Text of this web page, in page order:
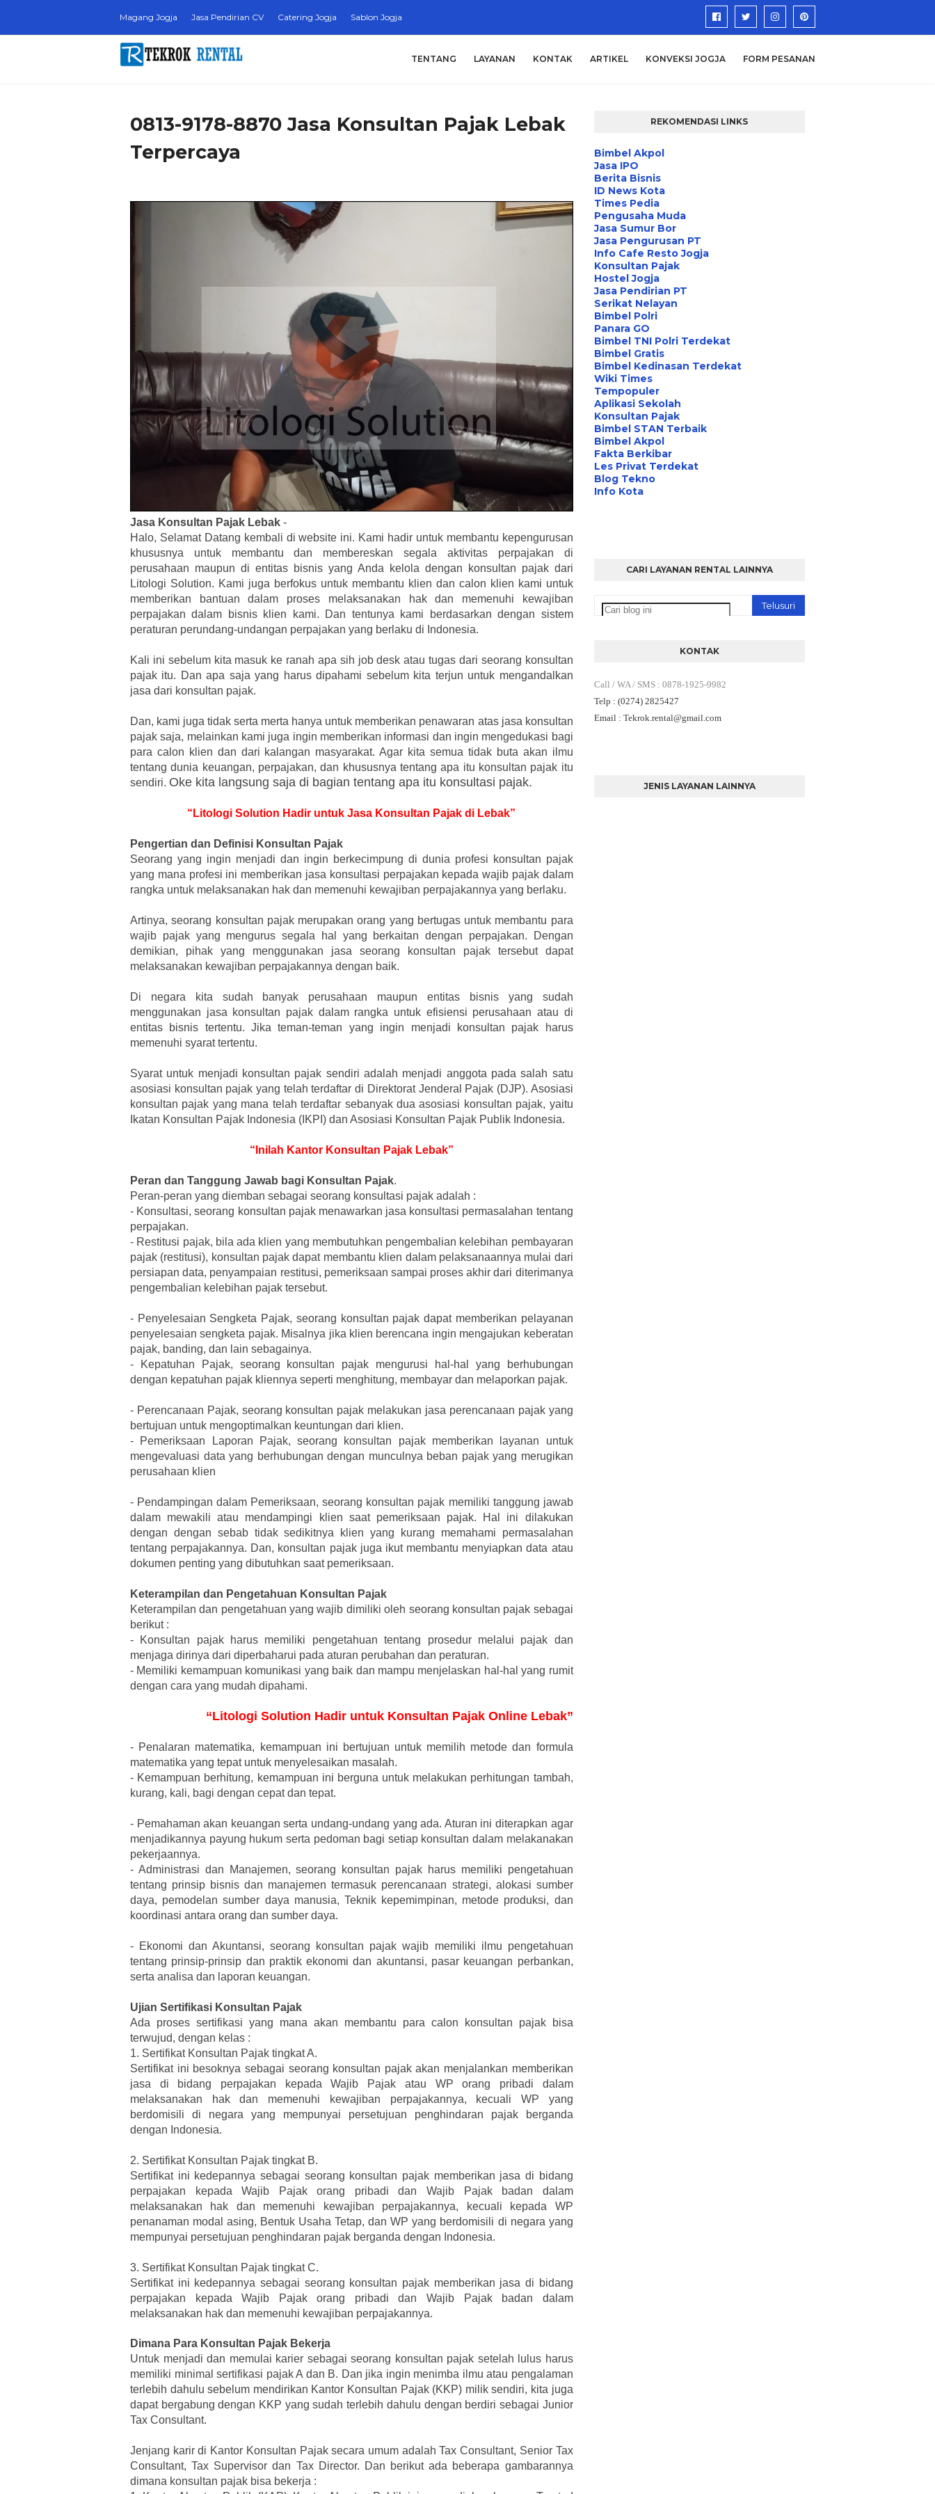
Magang Jogja Jasa Pendirian CV Catering Jogja Sablon Jogja
TENTANG LAYANAN KONTAK ARTIKEL KONVEKSI JOGJA FORM PESANAN
0813-9178-8870 Jasa Konsultan Pajak Lebak
Terpercaya
Jasa Konsultan Pajak Lebak -
Halo, Selamat Datang kembali di website ini. Kami hadir untuk membantu kepengurusan
khususnya untuk membantu dan membereskan segala aktivitas perpajakan di
perusahaan maupun di entitas bisnis yang Anda kelola dengan konsultan pajak dari
Litologi Solution. Kami juga berfokus untuk membantu klien dan calon klien kami untuk
memberikan bantuan dalam proses melaksanakan hak dan memenuhi kewajiban
perpajakan dalam bisnis klien kami. Dan tentunya kami berdasarkan dengan sistem
peraturan perundang-undangan perpajakan yang berlaku di Indonesia.
Kali ini sebelum kita masuk ke ranah apa sih job desk atau tugas dari seorang konsultan
pajak itu. Dan apa saja yang harus dipahami sebelum kita terjun untuk mengandalkan
jasa dari konsultan pajak.
Dan, kami juga tidak serta merta hanya untuk memberikan penawaran atas jasa konsultan
pajak saja, melainkan kami juga ingin memberikan informasi dan ingin mengedukasi bagi
para calon klien dan dari kalangan masyarakat. Agar kita semua tidak buta akan ilmu
tentang dunia keuangan, perpajakan, dan khususnya tentang apa itu konsultan pajak itu
sendiri. Oke kita langsung saja di bagian tentang apa itu konsultasi pajak.
“Litologi Solution Hadir untuk Jasa Konsultan Pajak di Lebak”
Pengertian dan Definisi Konsultan Pajak
Seorang yang ingin menjadi dan ingin berkecimpung di dunia profesi konsultan pajak
yang mana profesi ini memberikan jasa konsultasi perpajakan kepada wajib pajak dalam
rangka untuk melaksanakan hak dan memenuhi kewajiban perpajakannya yang berlaku.
Artinya, seorang konsultan pajak merupakan orang yang bertugas untuk membantu para
wajib pajak yang mengurus segala hal yang berkaitan dengan perpajakan. Dengan
demikian, pihak yang menggunakan jasa seorang konsultan pajak tersebut dapat
melaksanakan kewajiban perpajakannya dengan baik.
Di negara kita sudah banyak perusahaan maupun entitas bisnis yang sudah
menggunakan jasa konsultan pajak dalam rangka untuk efisiensi perusahaan atau di
entitas bisnis tertentu. Jika teman-teman yang ingin menjadi konsultan pajak harus
memenuhi syarat tertentu.
Syarat untuk menjadi konsultan pajak sendiri adalah menjadi anggota pada salah satu
asosiasi konsultan pajak yang telah terdaftar di Direktorat Jenderal Pajak (DJP). Asosiasi
konsultan pajak yang mana telah terdaftar sebanyak dua asosiasi konsultan pajak, yaitu
Ikatan Konsultan Pajak Indonesia (IKPI) dan Asosiasi Konsultan Pajak Publik Indonesia.
“Inilah Kantor Konsultan Pajak Lebak”
Peran dan Tanggung Jawab bagi Konsultan Pajak.
Peran-peran yang diemban sebagai seorang konsultasi pajak adalah :
- Konsultasi, seorang konsultan pajak menawarkan jasa konsultasi permasalahan tentang
perpajakan.
- Restitusi pajak, bila ada klien yang membutuhkan pengembalian kelebihan pembayaran
pajak (restitusi), konsultan pajak dapat membantu klien dalam pelaksanaannya mulai dari
persiapan data, penyampaian restitusi, pemeriksaan sampai proses akhir dari diterimanya
pengembalian kelebihan pajak tersebut.
- Penyelesaian Sengketa Pajak, seorang konsultan pajak dapat memberikan pelayanan
penyelesaian sengketa pajak. Misalnya jika klien berencana ingin mengajukan keberatan
pajak, banding, dan lain sebagainya.
-
Kepatuhan Pajak, seorang konsultan pajak mengurusi hal-hal yang berhubungan
dengan kepatuhan pajak kliennya seperti menghitung, membayar dan melaporkan pajak.
- Perencanaan Pajak, seorang konsultan pajak melakukan jasa perencanaan pajak yang
bertujuan untuk mengoptimalkan keuntungan dari klien.
-
Pemeriksaan Laporan Pajak, seorang konsultan pajak memberikan layanan untuk
mengevaluasi data yang berhubungan dengan munculnya beban pajak yang merugikan
perusahaan klien
- Pendampingan dalam Pemeriksaan, seorang konsultan pajak memiliki tanggung jawab
dalam mewakili atau mendampingi klien saat pemeriksaan pajak. Hal ini dilakukan
dengan dengan sebab tidak sedikitnya klien yang kurang memahami permasalahan
tentang perpajakannya. Dan, konsultan pajak juga ikut membantu menyiapkan data atau
dokumen penting yang dibutuhkan saat pemeriksaan.
Keterampilan dan Pengetahuan Konsultan Pajak
Keterampilan dan pengetahuan yang wajib dimiliki oleh seorang konsultan pajak sebagai
berikut :
-
Konsultan pajak harus memiliki pengetahuan tentang prosedur melalui pajak dan
menjaga dirinya dari diperbaharui pada aturan perubahan dan peraturan.
- Memiliki kemampuan komunikasi yang baik dan mampu menjelaskan hal-hal yang rumit
dengan cara yang mudah dipahami.
“Litologi Solution Hadir untuk Konsultan Pajak Online Lebak”
- Penalaran matematika, kemampuan ini bertujuan untuk memilih metode dan formula
matematika yang tepat untuk menyelesaikan masalah.
- Kemampuan berhitung, kemampuan ini berguna untuk melakukan perhitungan tambah,
kurang, kali, bagi dengan cepat dan tepat.
- Pemahaman akan keuangan serta undang-undang yang ada. Aturan ini diterapkan agar
menjadikannya payung hukum serta pedoman bagi setiap konsultan dalam melakanakan
pekerjaannya.
- Administrasi dan Manajemen, seorang konsultan pajak harus memiliki pengetahuan
tentang prinsip bisnis dan manajemen termasuk perencanaan strategi, alokasi sumber
daya, pemodelan sumber daya manusia, Teknik kepemimpinan, metode produksi, dan
koordinasi antara orang dan sumber daya.
- Ekonomi dan Akuntansi, seorang konsultan pajak wajib memiliki ilmu pengetahuan
tentang prinsip-prinsip dan praktik ekonomi dan akuntansi, pasar keuangan perbankan,
serta analisa dan laporan keuangan.
Ujian Sertifikasi Konsultan Pajak
Ada proses sertifikasi yang mana akan membantu para calon konsultan pajak bisa
terwujud, dengan kelas :
1. Sertifikat Konsultan Pajak tingkat A.
Sertifikat ini besoknya sebagai seorang konsultan pajak akan menjalankan memberikan
jasa di bidang perpajakan kepada Wajib Pajak atau WP orang pribadi dalam
melaksanakan hak dan memenuhi kewajiban perpajakannya, kecuali WP yang
berdomisili di negara yang mempunyai persetujuan penghindaran pajak berganda
dengan Indonesia.
2. Sertifikat Konsultan Pajak tingkat B.
Sertifikat ini kedepannya sebagai seorang konsultan pajak memberikan jasa di bidang
perpajakan kepada Wajib Pajak orang pribadi dan Wajib Pajak badan dalam
melaksanakan hak dan memenuhi kewajiban perpajakannya, kecuali kepada WP
penanaman modal asing, Bentuk Usaha Tetap, dan WP yang berdomisili di negara yang
mempunyai persetujuan penghindaran pajak berganda dengan Indonesia.
3. Sertifikat Konsultan Pajak tingkat C.
Sertifikat ini kedepannya sebagai seorang konsultan pajak memberikan jasa di bidang
perpajakan kepada Wajib Pajak orang pribadi dan Wajib Pajak badan dalam
melaksanakan hak dan memenuhi kewajiban perpajakannya.
Dimana Para Konsultan Pajak Bekerja
Untuk menjadi dan memulai karier sebagai seorang konsultan pajak setelah lulus harus
memiliki minimal sertifikasi pajak A dan B. Dan jika ingin menimba ilmu atau pengalaman
terlebih dahulu sebelum mendirikan Kantor Konsultan Pajak (KKP) milik sendiri, kita juga
dapat bergabung dengan KKP yang sudah terlebih dahulu dengan berdiri sebagai Junior
Tax Consultant.
Jenjang karir di Kantor Konsultan Pajak secara umum adalah Tax Consultant, Senior Tax
Consultant, Tax Supervisor dan Tax Director. Dan berikut ada beberapa gambarannya
dimana konsultan pajak bisa bekerja :
REKOMENDASI LINKS
Bimbel Akpol
Jasa IPO
Berita Bisnis
ID News Kota
Times Pedia
Pengusaha Muda
Jasa Sumur Bor
Jasa Pengurusan PT
Info Cafe Resto Jogja
Konsultan Pajak
Hostel Jogja
Jasa Pendirian PT
Serikat Nelayan
Bimbel Polri
Panara GO
Bimbel TNI Polri Terdekat
Bimbel Gratis
Bimbel Kedinasan Terdekat
Wiki Times
Tempopuler
Aplikasi Sekolah
Konsultan Pajak
Bimbel STAN Terbaik
Bimbel Akpol
Fakta Berkibar
Les Privat Terdekat
Blog Tekno
Info Kota
CARI LAYANAN RENTAL LAINNYA
KONTAK
Call / WA / SMS : 0878-1925-9982
Telp : (0274) 2825427
Email : Tekrok.rental@gmail.com
JENIS LAYANAN LAINNYA